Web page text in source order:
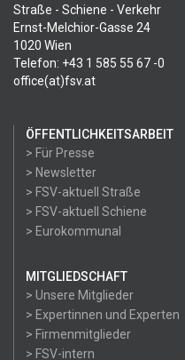
Straße - Schiene - Verkehr
Ernst-Melchior-Gasse 24
1020 Wien
Telefon: +43 1 585 55 67 -0
office(at)fsv.at
ÖFFENTLICHKEITSARBEIT
> Für Presse
> Newsletter
> FSV-aktuell Straße
> FSV-aktuell Schiene
> Eurokommunal
MITGLIEDSCHAFT
> Unsere Mitglieder
> Expertinnen und Experten
> Firmenmitglieder
> FSV-intern